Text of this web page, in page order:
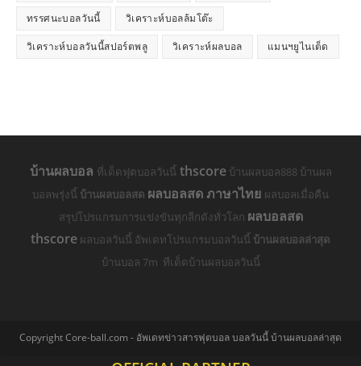
ทรรศนะบอลวันนี้ วิเคราะห์บอลล้มโต๊ะ
วิเคราะห์บอลวันนี้สปอร์ตพลู วิเคราะห์ผลบอล แมนฯยูไนเต็ด
บ้านผลบอล ที่เด็ดฟุตบอลวันนี้ thscoreบ้านผลบอล888 บ้านผล
บอลพรุ่งนี้ บ้านผลบอลสด ผลบอลสด ภาษาไทย ผลบอลเมื่อคืน
สรุปโปรแกรมการแข่งขันทุกลีกดังทั่วโลก ผลบอลสด
thscore ผลบอลวันนี้ อัพเดทโปรแกรมบอลวันนี้ บ้านผลบอลล่าสุด
บ้านบอล 7m ทีเด็ดบ้านผลบอลวันนี้
Copyright Core-ball.com - อัพเดทข่าวสารฟุตบอล บอลวันนี้ บ้านผลบอลล่าสุด